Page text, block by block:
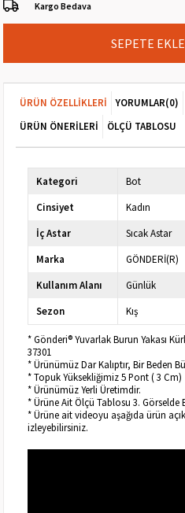
Kargo Bedava
ÜRÜN ÖZELLIKLERI YORUMLAR(0)
ÜRÜN ÖNERILERI
ÖLÇÜ TABLOSU
Kategori
Bot
Cinsiyet
Kadın
İç Astar
Sıcak Astar
Marka
GÖNDERİ(R)
Kullanım Alanı
Günlük
Sezon
Kış
* Gönderi® Yuvarlak Burun Yakası
37301
* Ürünümüz Dar Kalıptır, Bir Beden
* Topuk Yüksekliğimiz 5 Pont ( 3 Cm)
* Ürünümüz Yerli Üretimdir.
* Ürüne Ait Ölçü Tablosu 3. Görselde
* Ürüne ait videoyu aşağıda ürün
izleyebilirsiniz.